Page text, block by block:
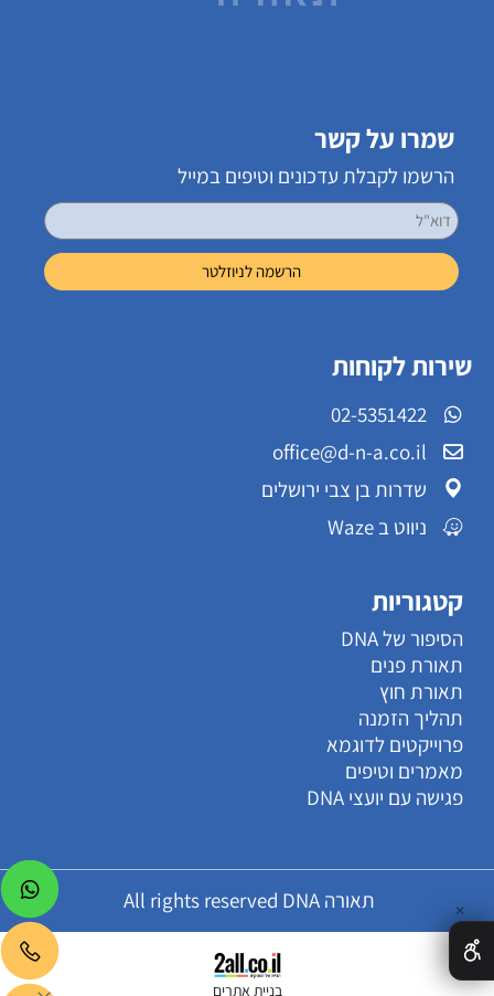
שמרו על קשר
הרשמו לקבלת עדכונים וטיפים במייל
שירות לקוחות
02-5351422
office@d-n-a.co.il
שדרות בן צבי ירושלים
ניווט ב Waze
קטגוריות
הסיפור של DNA
תאורת פנים
תאורת חוץ
תהליך הזמנה
פרוייקטים לדוגמא
מאמרים וטיפים
פגישה עם יועצי DNA
תאורה All rights reserved DNA
בניית אתרים
✕